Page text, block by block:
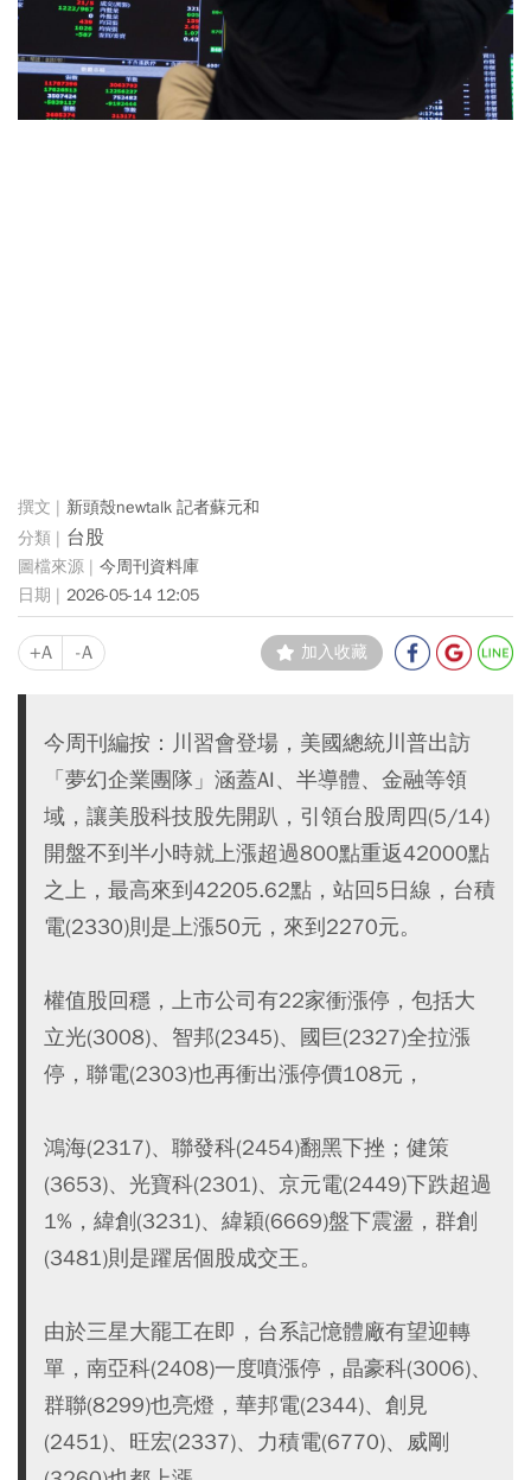
新頭殼newtalk 記者蘇元和
台股
今周刊資料庫
2026-05-14 12:05
+A -A 加入收藏
今周刊編按：川習會登場，美國總統川普出訪
「夢幻企業團隊」涵蓋AI、半導體、金融等領
域，讓美股科技股先開趴，引領台股周四(5/14)
開盤不到半小時就上漲超過800點重返42000點
之上，最高來到42205.62點，站回5日線，台積
電(2330)則是上漲50元，來到2270元。
權值股回穩，上市公司有22家衝漲停，包括大
立光(3008)、智邦(2345)、國巨(2327)全拉漲
停，聯電(2303)也再衝出漲停價108元，
鴻海(2317)、聯發科(2454)翻黑下挫；健策
(3653)、光寶科(2301)、京元電(2449)下跌超過
1%，緯創(3231)、緯穎(6669)盤下震盪，群創
(3481)則是躍居個股成交王。
由於三星大罷工在即，台系記憶體廠有望迎轉
單，南亞科(2408)一度噴漲停，晶豪科(3006)、
群聯(8299)也亮燈，華邦電(2344)、創見
(2451)、旺宏(2337)、力積電(6770)、威剛